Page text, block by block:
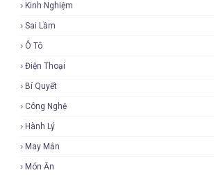
Kinh Nghiệm
Sai Lầm
Ô Tô
Điện Thoại
Bí Quyết
Công Nghệ
Hành Lý
May Mắn
Món Ăn